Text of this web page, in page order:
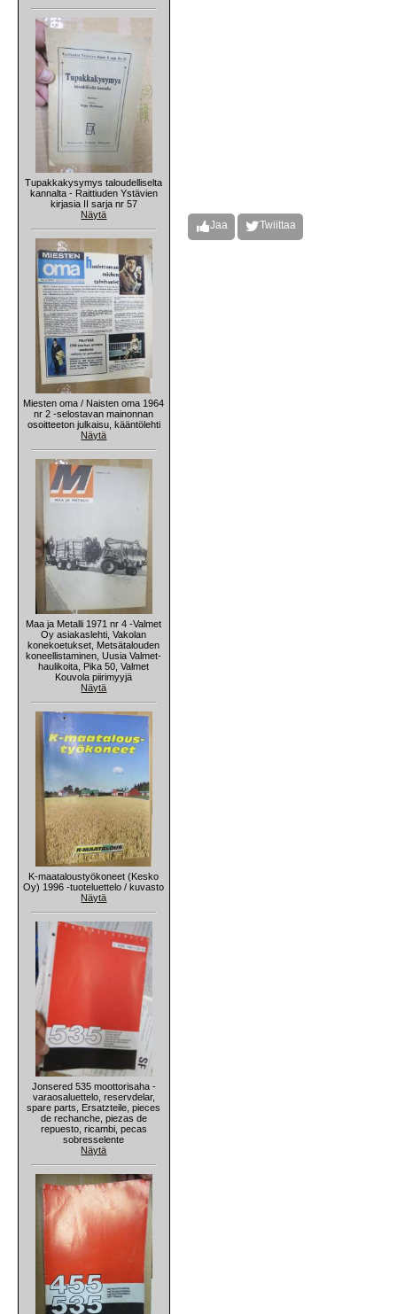
Tupakkakysymys taloudelliselta
kannalta - Raittiuden Ystävien
kirjasia II sarja nr 57
Näytä
Miesten oma / Naisten oma 1964
nr 2 -selostavan mainonnan
osoitteeton julkaisu, kääntölehti
Näytä
Maa ja Metalli 1971 nr 4 -Valmet
Oy asiakaslehti, Vakolan
konekoetukset, Metsätalouden
koneellistaminen, Uusia Valmet-
haulikoita, Pika 50, Valmet
Kouvola piirimyyjä
Näytä
K-maataloustyökoneet (Kesko
Oy) 1996 -tuoteluettelo / kuvasto
Näytä
Jonsered 535 moottorisaha -
varaosaluettelo, reservdelar,
spare parts, Ersatzteile, pieces
de rechanche, piezas de
repuesto, ricambi, pecas
sobresselente
Näytä
Jaa Twiittaa